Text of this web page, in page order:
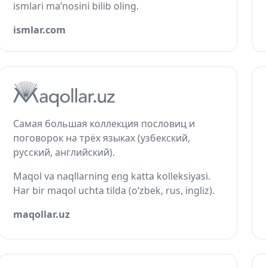
ismlari ma’nosini bilib oling.
ismlar.com
Самая большая коллекция пословиц и
поговорок на трёх языках (узбекский,
русский, английский).
Maqol va naqllarning eng katta kolleksiyasi.
Har bir maqol uchta tilda (o‘zbek, rus, ingliz).
maqollar.uz